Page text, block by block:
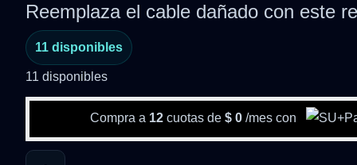
Reemplaza el cable dañado con este
11 disponibles
11 disponibles
Compra a 12 cuotas de $ 0 /mes con